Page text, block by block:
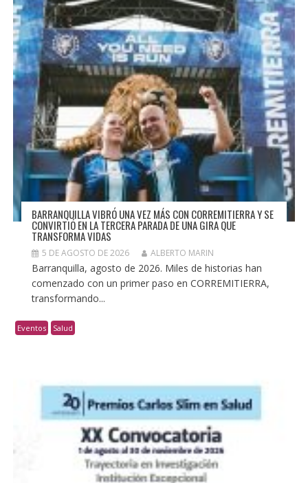
BARRANQUILLA VIBRÓ UNA VEZ MÁS CON CORREMITIERRA Y SE
CONVIRTIÓ EN LA TERCERA PARADA DE UNA GIRA QUE
TRANSFORMA VIDAS
5 DE AGOSTO DE 2026 ALBERTO MARIN
Barranquilla, agosto de 2026. Miles de historias han
comenzado con un primer paso en CORREMITIERRA,
transformando...
Eventos Salud